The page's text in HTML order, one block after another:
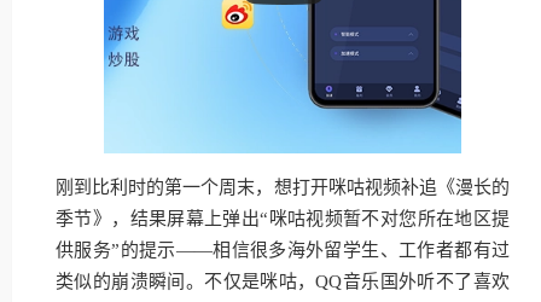
刚到比利时的第一个周末，想打开咪咕视频补追《漫长的
季节》，结果屏幕上弹出“咪咕视频暂不对您所在地区提
供服务”的提示——相信很多海外留学生、工作者都有过
类似的崩溃瞬间。不仅是咪咕，QQ音乐国外听不了喜欢